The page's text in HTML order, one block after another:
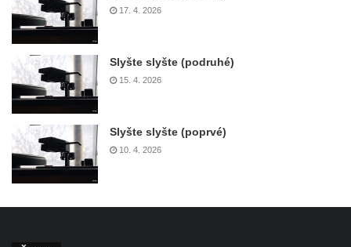
17. 4. 2026
Slyšte slyšte (podruhé)
15. 4. 2026
Slyšte slyšte (poprvé)
10. 4. 2026